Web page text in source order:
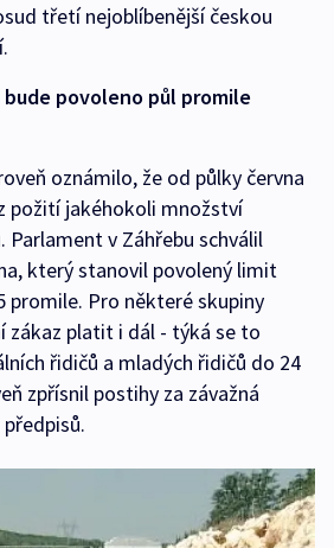
třetí nejoblíbenější českou
povoleno půl promile
oznámilo, že od půlky června
požití jakéhokoli množství
v Záhřebu schválil
který stanovil povolený limit
promile. Pro některé skupiny
zákaz platit i dál - týká se to
řidičů a mladých řidičů do 24
zpřísnil postihy za závažná